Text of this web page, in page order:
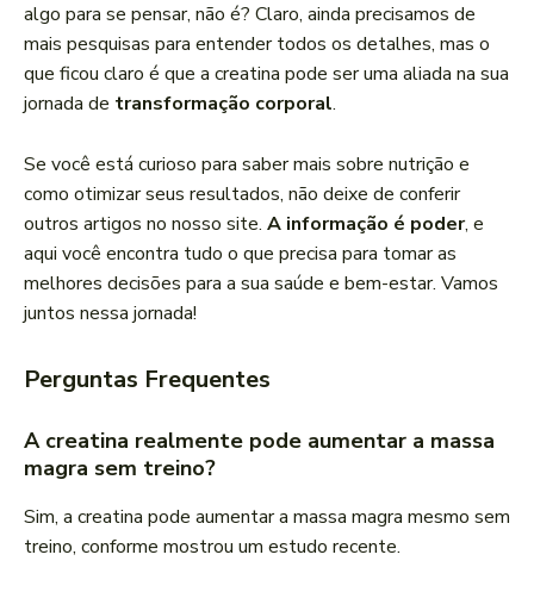
algo para se pensar, não é? Claro, ainda precisamos de
mais pesquisas para entender todos os detalhes, mas o
que ficou claro é que a creatina pode ser uma aliada na sua
jornada de transformação corporal.
Se você está curioso para saber mais sobre nutrição e
como otimizar seus resultados, não deixe de conferir
outros artigos no nosso site. A informação é poder, e
aqui você encontra tudo o que precisa para tomar as
melhores decisões para a sua saúde e bem-estar. Vamos
juntos nessa jornada!
Perguntas Frequentes
A creatina realmente pode aumentar a massa
magra sem treino?
Sim, a creatina pode aumentar a massa magra mesmo sem
treino, conforme mostrou um estudo recente.